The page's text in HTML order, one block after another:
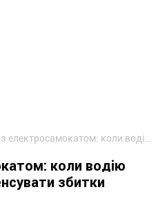
коли водію
збитки